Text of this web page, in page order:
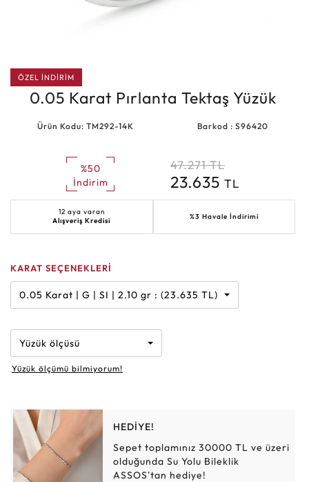
ÖZEL İNDİRİM
0.05 Karat Pırlanta Tektaş Yüzük
Ürün Kodu: TM292-14K Barkod : S96420
%50
İndirim
47.271 TL
23.635 TL
12 aya varan
Alışveriş Kredisi
%3 Havale İndirimi
KARAT SEÇENEKLERİ
0.05 Karat | G | SI | 2.10 gr : (23.635 TL)
Yüzük ölçüsü
Yüzük ölçümü bilmiyorum!
HEDİYE!
Sepet toplamınız 30000 TL ve üzeri
olduğunda Su Yolu Bileklik
ASSOS'tan hediye!